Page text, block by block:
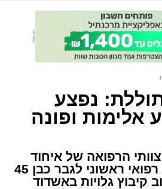
נפצע
אלימות ופונה
הרפואה של איחוד
הצלה העניקו סיוע רפואי ראשוני לגבר כבן 45
קיבוץ גלויות באשדוד